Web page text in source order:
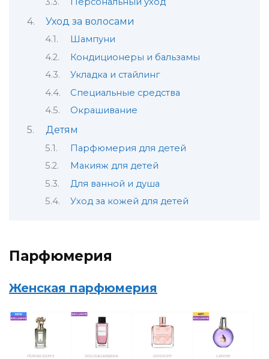
Уход за волосами
Шампуни
Кондиционеры и бальзамы
Укладка и стайлинг
Специальные средства
Окрашивание
Детям
Парфюмерия для детей
Макияж для детей
Для ванной и душа
Уход за кожей для детей
Парфюмерия
Женская парфюмерия